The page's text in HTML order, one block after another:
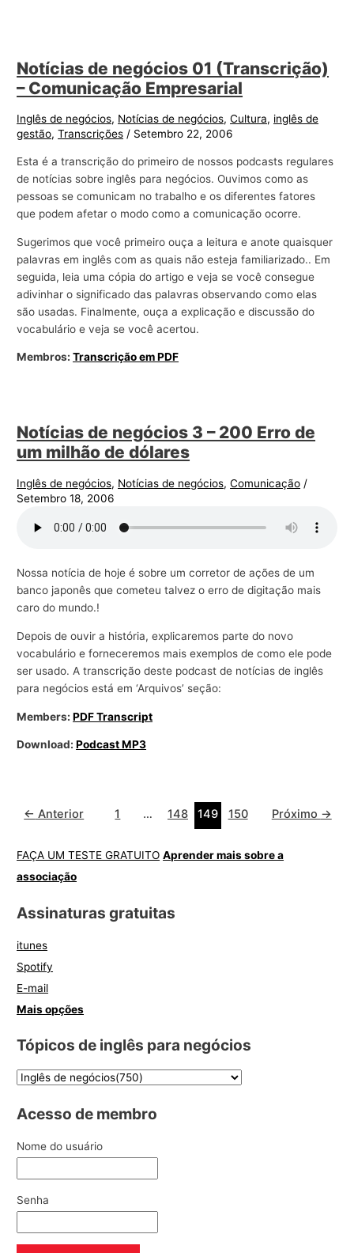
Notícias de negócios 01 (Transcrição)
– Comunicação Empresarial
Inglês de negócios, Notícias de negócios,Cultura, inglês de
gestão,Transcrições / Setembro 22, 2006
Esta é a transcrição do primeiro de nossos podcasts regulares
de notícias sobre inglês para negócios. Ouvimos como as
pessoas se comunicam no trabalho e os diferentes fatores
que podem afetar o modo como a comunicação ocorre.
Sugerimos que você primeiro ouça a leitura e anote quaisquer
palavras em inglês com as quais não esteja familiarizado.. Em
seguida, leia uma cópia do artigo e veja se você consegue
adivinhar o significado das palavras observando como elas
são usadas. Finalmente, ouça a explicação e discussão do
vocabulário e veja se você acertou.
Membros:Transcrição em PDF
Notícias de negócios 3 – 200 Erro de
um milhão de dólares
Inglês de negócios, Notícias de negócios,Comunicação /
Setembro 18, 2006
Nossa notícia de hoje é sobre um corretor de ações de um
banco japonês que cometeu talvez o erro de digitação mais
caro do mundo.!
Depois de ouvir a história, explicaremos parte do novo
vocabulário e forneceremos mais exemplos de como ele pode
ser usado. A transcrição deste podcast de notícias de inglês
para negócios está em ‘Arquivos’ seção:
Members:PDF Transcript
Download:Podcast MP3
← Anterior 1 … 148 149 150 Próximo →
FAÇA UM TESTE GRATUITO Aprender mais sobre a
associação
Assinaturas gratuitas
itunes
Spotify
E-mail
Mais opções
Tópicos de inglês para negócios
Acesso de membro
Nome do usuário
Senha